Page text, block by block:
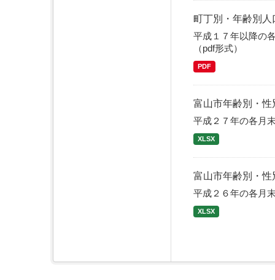
町丁別・年齢別
平成１７年以降の
（pdf形式）
PDF
富山市年齢別・
平成２７年の各月
XLSX
富山市年齢別・
平成２６年の各月
XLSX